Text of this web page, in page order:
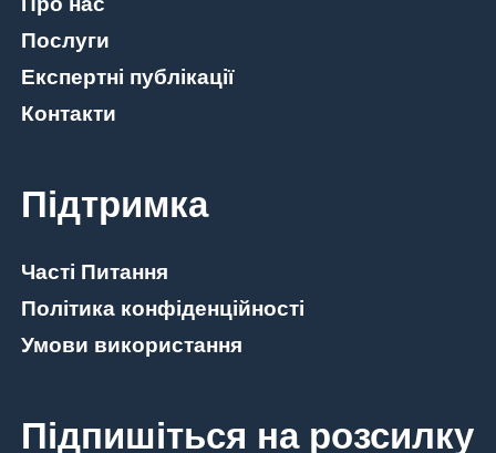
Послуги
Експертні публікації
Контакти
Підтримка
Часті Питання
Політика конфіденційності
Умови використання
Підпишіться на розсилку